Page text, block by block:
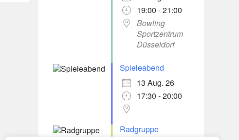
19:00 - 21:00
Bowling
Sportzentrum
Düsseldorf
Spieleabend
13 Aug. 26
17:30 - 20:00
Radgruppe